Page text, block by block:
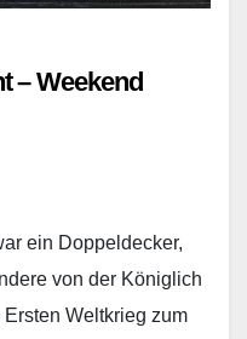
– Weekend
ein Doppeldecker,
von der Königlich
Weltkrieg zum